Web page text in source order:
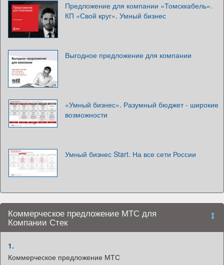
Предложение для компании «Томсккабель».
КП «Свой круг». Умный бизнес
Выгодное предложение для компании
«Умный бизнес». Разумный бюджет - широкие
возможности
Умный бизнес Start. На все сети России
Коммерческое предложение МТС для
Компании Стек
1.
Коммерческое предложение МТС